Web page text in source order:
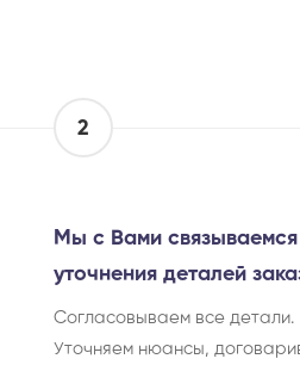
2
Мы с Вами
уточнения деталей
Согласовываем все детали.
Уточняем нюансы,